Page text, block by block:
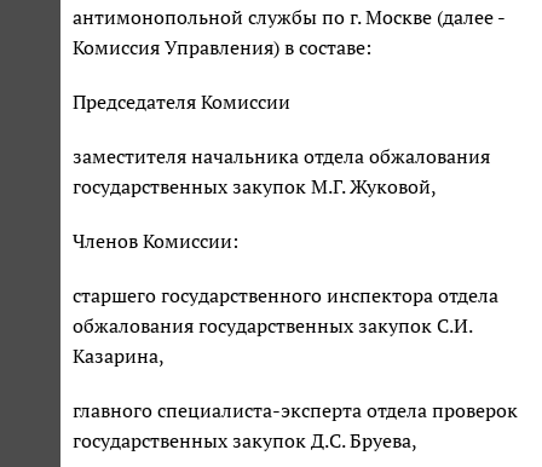
антимонопольной службы по г. Москве (далее -
Комиссия Управления) в составе:
Председателя Комиссии
заместителя начальника отдела обжалования
государственных закупок М.Г. Жуковой,
Членов Комиссии:
старшего государственного инспектора отдела
обжалования государственных закупок С.И.
Казарина,
главного специалиста-эксперта отдела проверок
государственных закупок Д.С. Бруева,